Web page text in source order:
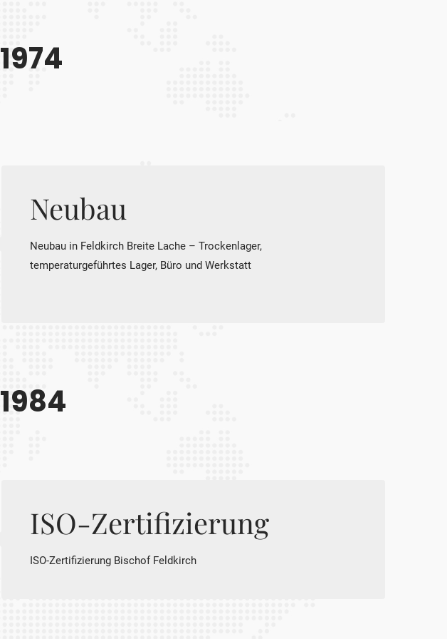
1974
Neubau
Neubau in Feldkirch Breite Lache – Trockenlager,
temperaturgeführtes Lager, Büro und Werkstatt
1984
ISO-Zertifizierung
ISO-Zertifizierung Bischof Feldkirch